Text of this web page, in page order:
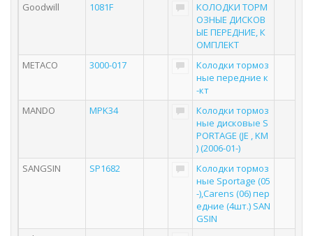
Goodwill
1081F
КОЛОДКИ ТОРМ
ОЗНЫЕ ДИСКОВ
ЫЕ ПЕРЕДНИЕ, К
ОМПЛЕКТ
METACO
3000-017
Колодки тормоз
ные передние к
-кт
MANDO
MPK34
Колодки тормоз
ные дисковые S
PORTAGE (JE , KM
) (2006-01-)
SANGSIN
SP1682
Колодки тормоз
ные Sportage (05
-),Carens (06) пер
едние (4шт.) SAN
GSIN